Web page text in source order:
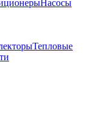
Насосы
Тепловые